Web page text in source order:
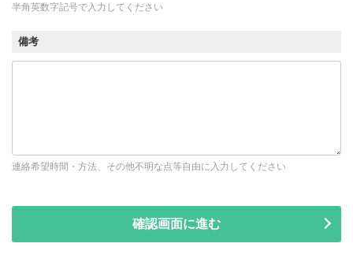
半角英数字記号で入力してください
備考
連絡希望時間・方法、その他不明な点等自由に入力してください